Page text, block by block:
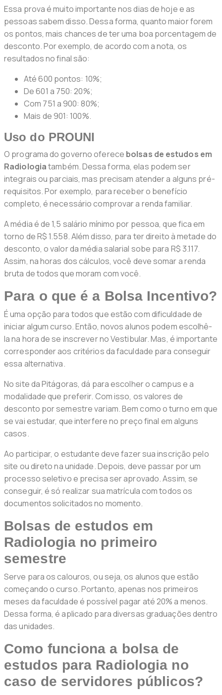
Essa prova é muito importante nos dias de hoje e as
pessoas sabem disso. Dessa forma, quanto maior forem
os pontos, mais chances de ter uma boa porcentagem de
desconto. Por exemplo, de acordo com a nota, os
resultados no final são:
Até 600 pontos: 10%;
De 601 a 750: 20%;
Com 751 a 900: 80%;
Mais de 901: 100%.
Uso do PROUNI
O programa do governo oferece bolsas de estudos em
Radiologiatambém. Dessa forma, elas podem ser
integrais ou parciais, mas precisam atender a alguns pré-
requisitos. Por exemplo, para receber o benefício
completo, é necessário comprovar a renda familiar.
A média é de 1,5 salário mínimo por pessoa, que fica em
torno de R$ 1.558. Além disso, para ter direito à metade do
desconto, o valor da média salarial sobe para R$ 3.117.
Assim, na horas dos cálculos, você deve somar a renda
bruta de todos que moram com você.
Para o que é a Bolsa Incentivo?
É uma opção para todos que estão com dificuldade de
iniciar algum curso. Então, novos alunos podem escolhê-
la na hora de se inscrever no Vestibular. Mas, é importante
corresponder aos critérios da faculdade para conseguir
essa alternativa.
No site da Pitágoras, dá para escolher o campus e a
modalidade que preferir. Com isso, os valores de
desconto por semestre variam. Bem como o turno em que
se vai estudar, que interfere no preço final em alguns
casos.
Ao participar, o estudante deve fazer sua inscrição pelo
site ou direto na unidade. Depois, deve passar por um
processo seletivo e precisa ser aprovado. Assim, se
conseguir, é só realizar sua matrícula com todos os
documentos solicitados no momento.
Bolsas de estudos em
Radiologia no primeiro
semestre
Serve para os calouros, ou seja, os alunos que estão
começando o curso. Portanto, apenas nos primeiros
meses da faculdade é possível pagar até 20% a menos.
Dessa forma, é aplicado para diversas graduações dentro
das unidades.
Como funciona a bolsa de
estudos para Radiologia no
caso de servidores públicos?